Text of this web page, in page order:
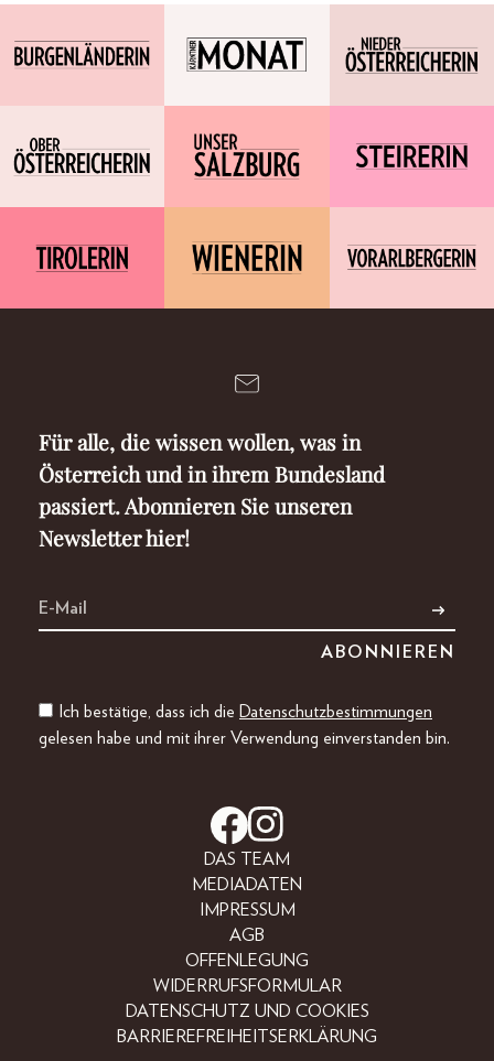
Für alle, die wissen wollen, was in
Österreich und in ihrem Bundesland
passiert. Abonnieren Sie unseren
Newsletter hier!
Ich bestätige, dass ich die Datenschutzbestimmungen
gelesen habe und mit ihrer Verwendung einverstanden bin.
DAS TEAM
MEDIADATEN
IMPRESSUM
AGB
OFFENLEGUNG
WIDERRUFSFORMULAR
DATENSCHUTZ UND COOKIES
BARRIEREFREIHEITSERKLÄRUNG